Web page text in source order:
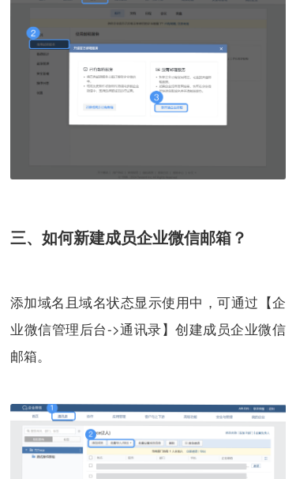
三、如何新建成员企业微信邮箱？
添加域名且域名状态显示使用中，可通过【企
业微信管理后台->通讯录】创建成员企业微信
邮箱。